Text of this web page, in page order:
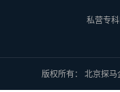
私营专
版权所有： 北京探马